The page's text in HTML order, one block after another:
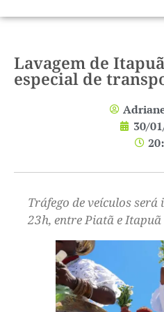
Lavagem de
especial de
30/
Tráfego de veículos
23h, entre Piatã e Itapuã